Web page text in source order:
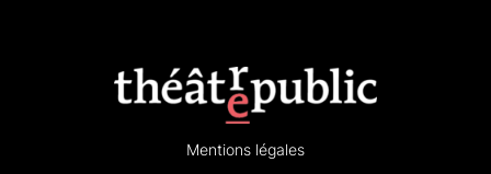
Mentions légales